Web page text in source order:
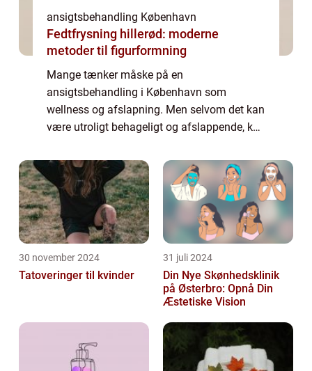
ansigtsbehandling København
Fedtfrysning hillerød: moderne
metoder til figurformning
Mange tænker måske på en
ansigtsbehandling i København som
wellness og afslapning. Men selvom det kan
være utroligt behageligt og afslappende, kan
også være med til at fikse de problemer, du
har med din hud. ...
30 november 2024
Tatoveringer til kvinder
31 juli 2024
Din Nye Skønhedsklinik
på Østerbro: Opnå Din
Æstetiske Vision